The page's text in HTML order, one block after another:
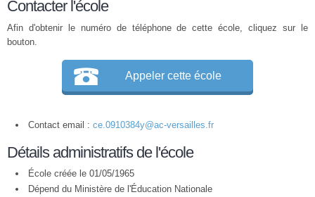
Contacter l'école
Afin d'obtenir le numéro de téléphone de cette école, cliquez sur le
bouton.
Appeler cette école
Contact email : ce.0910384y@ac-versailles.fr
Détails administratifs de l'école
École créée le 01/05/1965
Dépend du Ministère de l'Éducation Nationale